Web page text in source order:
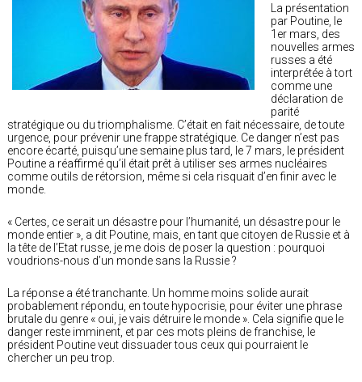
La présentation
par Poutine, le
1er mars, des
nouvelles armes
russes a été
interprétée à tort
comme une
déclaration de
parité
stratégique ou du triomphalisme. C’était en fait nécessaire, de toute
urgence, pour prévenir une frappe stratégique. Ce danger n’est pas
encore écarté, puisqu’une semaine plus tard, le 7 mars, le président
Poutine a réaffirmé qu’il était prêt à utiliser ses armes nucléaires
comme outils de rétorsion, même si cela risquait d’en finir avec le
monde.
« Certes, ce serait un désastre pour l’humanité, un désastre pour le
monde entier », a dit Poutine, mais, en tant que citoyen de Russie et à
la tête de l’Etat russe, je me dois de poser la question : pourquoi
voudrions-nous d’un monde sans la Russie ?
La réponse a été tranchante. Un homme moins solide aurait
probablement répondu, en toute hypocrisie, pour éviter une phrase
brutale du genre « oui, je vais détruire le monde ». Cela signifie que le
danger reste imminent, et par ces mots pleins de franchise, le
président Poutine veut dissuader tous ceux qui pourraient le
chercher un peu trop.